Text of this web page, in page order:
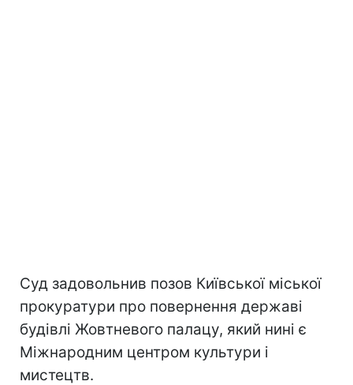
Суд задовольнив позов Київської міської
прокуратури про повернення державі
будівлі Жовтневого палацу, який нині є
Міжнародним центром культури і
мистецтв.